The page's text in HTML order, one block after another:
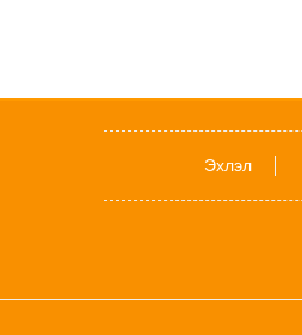
Эхлэл